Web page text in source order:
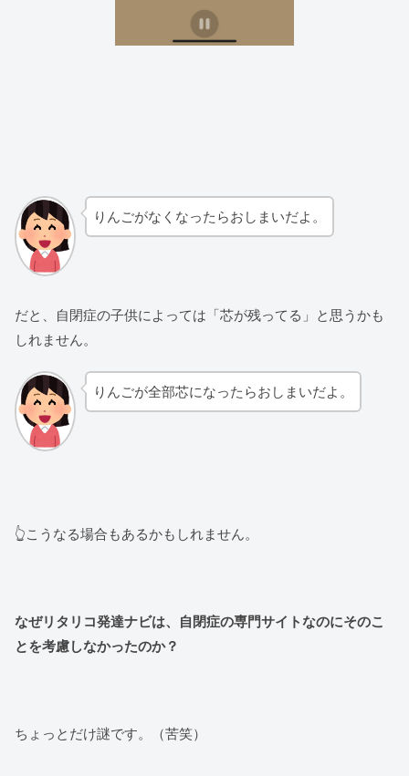
りんごがなくなったらおしまいだよ。
だと、自閉症の子供によっては「芯が残ってる」と思うかも
しれません。
りんごが全部芯になったらおしまいだよ。
👆こうなる場合もあるかもしれません。
なぜリタリコ発達ナビは、自閉症の専門サイトなのにそのこ
とを考慮しなかったのか？
ちょっとだけ謎です。（苦笑）